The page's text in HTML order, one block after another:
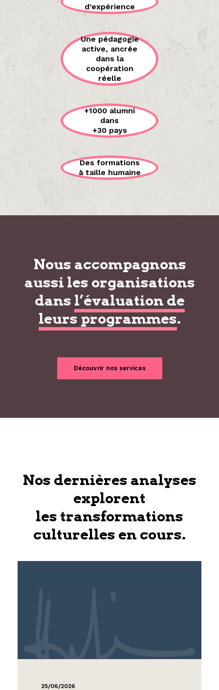
d’expérience
Une pédagogie
active, ancrée
dans la
coopération
réelle
+1000 alumni
dans
+30 pays
Des formations
à taille humaine
Nous accompagnons
aussi les organisations
dans l’évaluation de
leurs programmes.
Découvrir nos services
Nos dernières analyses
explorent
les transformations
culturelles en cours.
25/06/2026